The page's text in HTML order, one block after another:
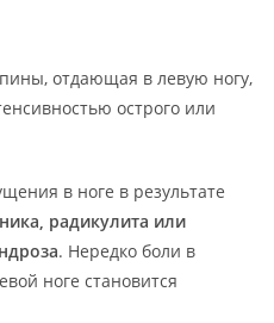
отдающая в левую ногу,
острого или
в ноге в результате
радикулита или
. Нередко боли в
ноге становится